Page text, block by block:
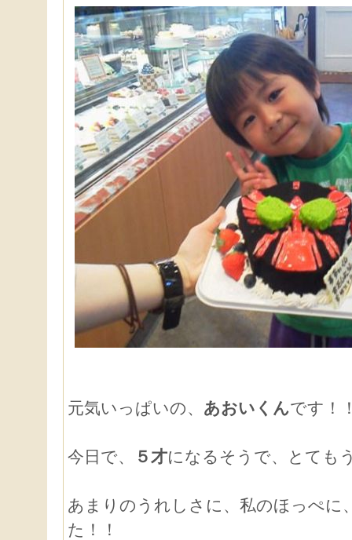
元気いっぱいの、 あおいくんです！
今日で、 ５才になるそうで、とても
あまりのうれしさに、私のほっぺに
た！！